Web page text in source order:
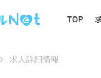
TOP
求人詳細情報